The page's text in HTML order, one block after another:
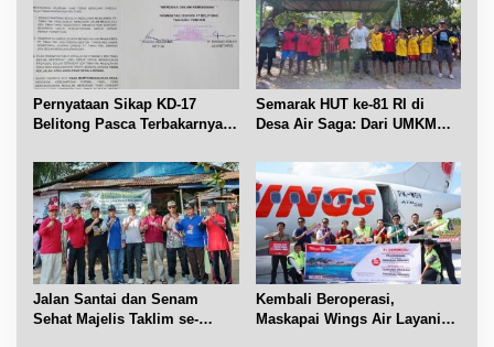
s
Pernyataan Sikap KD-17
Belitong Pasca Terbakarnya
Semarak HUT ke-81 RI di
Desa Air Saga: Dari UMKM
Jalan Santai dan Senam
Sehat Majelis Taklim se-
Kembali Beroperasi,
Maskapai Wings Air Layani